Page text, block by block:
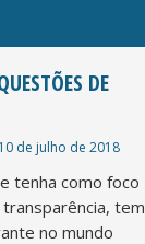
DE
10 de julho de 2018
tenha como foco
tem
no mundo